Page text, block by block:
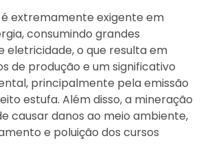
extremamente exigente em
consumindo grandes
eletricidade, o que resulta em
de produção e um significativo
principalmente pela emissão
estufa. Além disso, a mineração
causar danos ao meio ambiente,
e poluição dos cursos